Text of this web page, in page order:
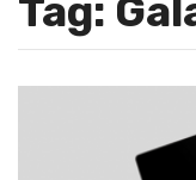
Tag: